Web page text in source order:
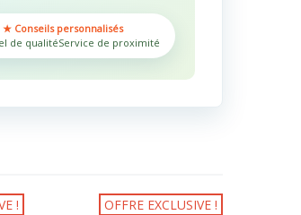
★ Conseils personnalisés
de qualitéService de proximité
! OFFRE EXCLUSIVE !